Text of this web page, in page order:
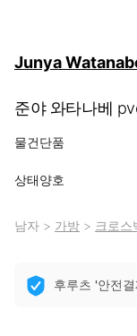
Junya
준야 와타나베
물건단품
상태양호
남자 > 가방 > 크로스
후루츠 '안전